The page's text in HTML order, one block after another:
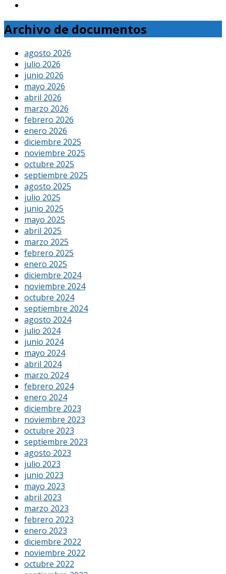
Archivo de documentos
agosto 2026
julio 2026
junio 2026
mayo 2026
abril 2026
marzo 2026
febrero 2026
enero 2026
diciembre 2025
noviembre 2025
octubre 2025
septiembre 2025
agosto 2025
julio 2025
junio 2025
mayo 2025
abril 2025
marzo 2025
febrero 2025
enero 2025
diciembre 2024
noviembre 2024
octubre 2024
septiembre 2024
agosto 2024
julio 2024
junio 2024
mayo 2024
abril 2024
marzo 2024
febrero 2024
enero 2024
diciembre 2023
noviembre 2023
octubre 2023
septiembre 2023
agosto 2023
julio 2023
junio 2023
mayo 2023
abril 2023
marzo 2023
febrero 2023
enero 2023
diciembre 2022
noviembre 2022
octubre 2022